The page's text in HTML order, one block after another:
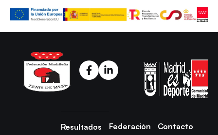
Resultados
Federación
Contacto